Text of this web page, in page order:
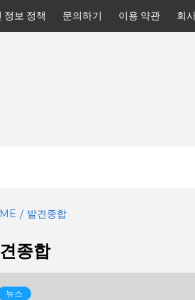
정보 정책 문의하기 이용 약관 회
발견종합
종합
뉴스